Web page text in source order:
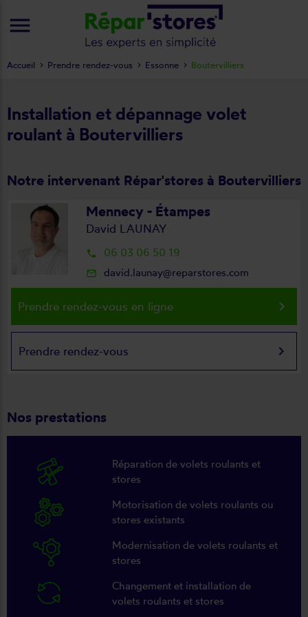
Installation et dépannage volet
roulant à Boutervilliers
Notre intervenant Répar'stores à Boutervilliers
Mennecy - Étampes
David LAUNAY
local_phone 06 03 06 50 19
mail_outline david.launay@reparstores.com
Prendre rendez-vous en ligne keyboard_arrow_right
Prendre rendez-vous keyboard_arrow_right
Nos prestations
Réparation de volets roulants et
stores
Motorisation de volets roulants ou
stores existants
Modernisation de volets roulants et
stores
Changement et installation de
volets roulants et stores
Accueil Prendre rendez-vous Essonne Boutervilliers
menu